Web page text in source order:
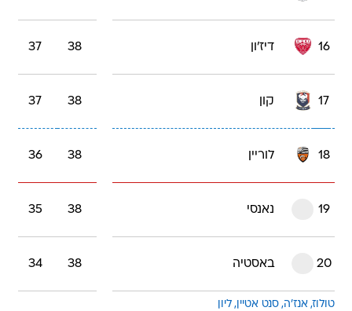
16 דיז'ון 38
37
17 קון 38
37
18 לוריין 38
36
19 נאנסי 38
35
20 באסטיה 38
34
טולוז אנז'ה סנט אטיין ליון